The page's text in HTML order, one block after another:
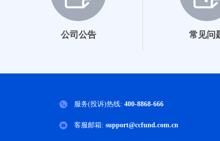
024149
027035
000030
公司公告 常见问
服务(投诉)热线: 400-8868-666
客服邮箱: support@ccfund.com.cn